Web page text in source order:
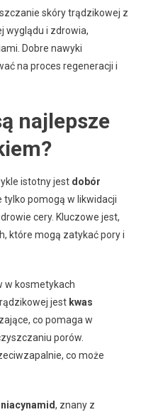
skóry trądzikowej z
wyglądu i zdrowia,
Dobre nawyki
na proces regeneracji i
najlepsze
istotny jest dobór
tylko pomogą w likwidacji
cery. Kluczowe jest,
które mogą zatykać pory i
w kosmetykach
jest kwas
co pomaga w
porów.
co może
niacynamid, znany z